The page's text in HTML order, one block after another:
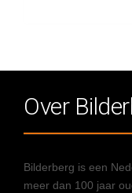
Over
Bilderberg is een
meer dan 100 jaar